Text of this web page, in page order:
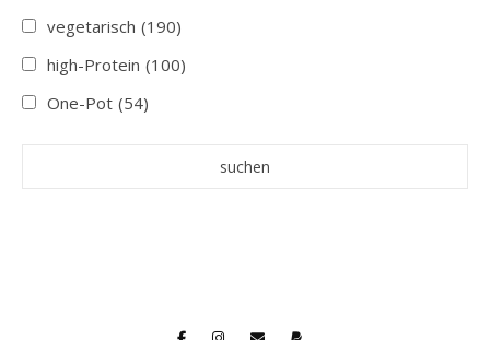
vegetarisch (190)
high-Protein (100)
One-Pot (54)